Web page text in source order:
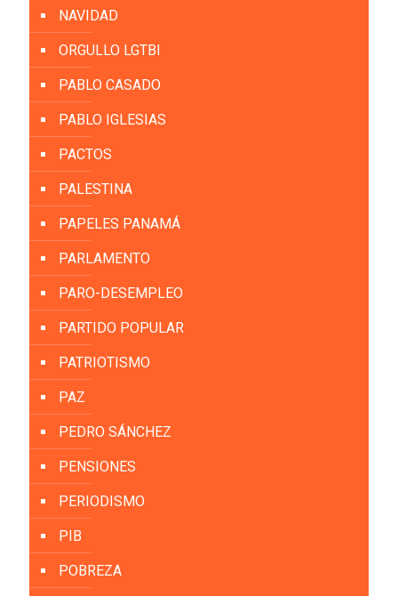
NAVIDAD
ORGULLO LGTBI
PABLO CASADO
PABLO IGLESIAS
PACTOS
PALESTINA
PAPELES PANAMÁ
PARLAMENTO
PARO-DESEMPLEO
PARTIDO POPULAR
PATRIOTISMO
PAZ
PEDRO SÁNCHEZ
PENSIONES
PERIODISMO
PIB
POBREZA